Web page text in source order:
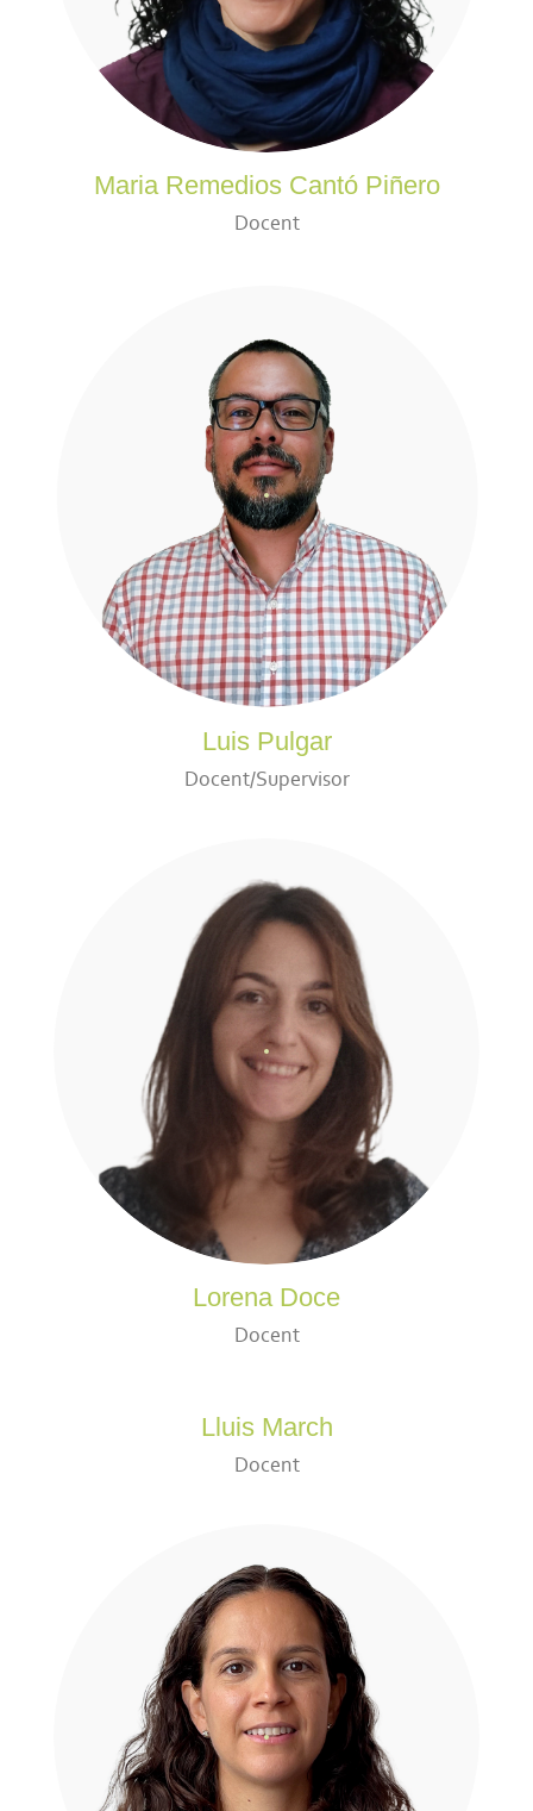
Maria Remedios Cantó Piñero
Docent
Luis Pulgar
Docent/Supervisor
Lorena Doce
Docent
Lluis March
Docent